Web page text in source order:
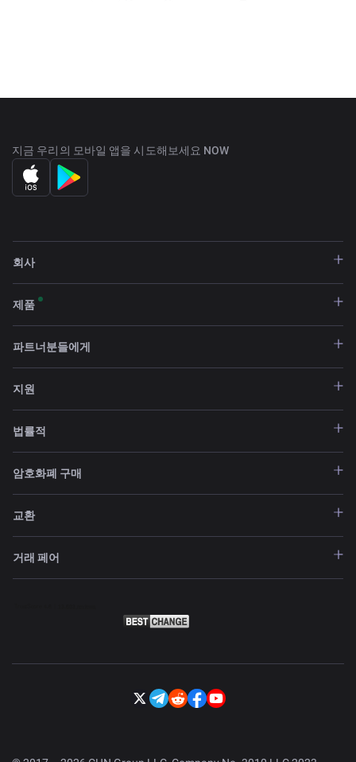
지금 우리의 모바일 앱을 시도해보세요 NOW
회사
제품
파트너분들에게
지원
법률적
암호화폐 구매
교환
거래 페어